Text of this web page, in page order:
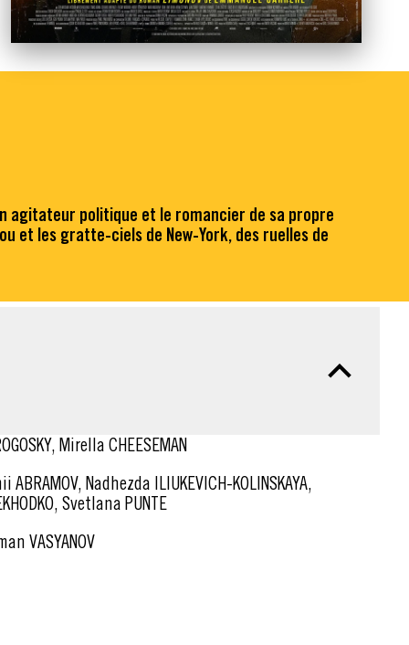
agitateur politique et le romancier de sa propre
et les gratte-ciels de New-York, des ruelles de
Mirella CHEESEMAN
Svetlana PUNTE
VASYANOV